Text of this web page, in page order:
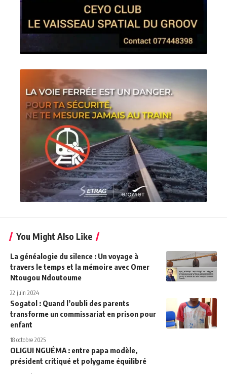
You Might Also Like
La généalogie du silence : Un voyage à
travers le temps et la mémoire avec Omer
Ntougou Ndoutoume
22 juin 2024
Sogatol : Quand l’oubli des parents
transforme un commissariat en prison pour
enfant
18 octobre 2025
OLIGUI NGUÉMA : entre papa modèle,
président critiqué et polygame équilibré